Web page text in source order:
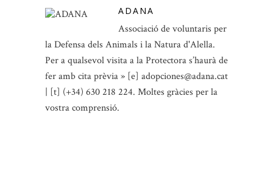
ADANA
Associació de voluntaris per
la Defensa dels Animals i la Natura d'Alella.
Per a qualsevol visita a la Protectora s’haurà de
fer amb cita prèvia » [e] adopciones@adana.cat
| [t] (+34) 630 218 224. Moltes gràcies per la
vostra comprensió.